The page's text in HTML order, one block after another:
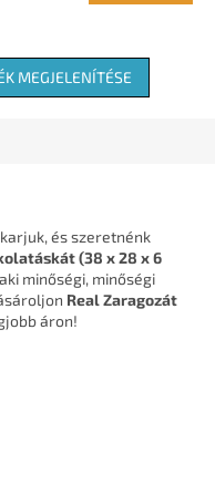
MEGJELENÍTÉSE
és szeretnénk
(38 x 28 x 6
minőségi, minőségi
Real Zaragozát
áron!